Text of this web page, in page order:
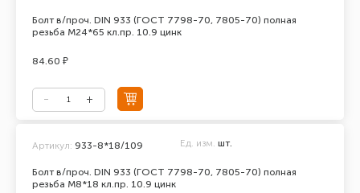
Болт в/проч. DIN 933 (ГОСТ 7798-70, 7805-70) полная
резьба М24*65 кл.пр. 10.9 цинк
84.60 ₽
Болт в/проч. DIN 933 (ГОСТ 7798-70, 7805-70) полная
резьба М8*18 кл.пр. 10.9 цинк
Артикул: 933-8*18/109 Ед. изм. шт.